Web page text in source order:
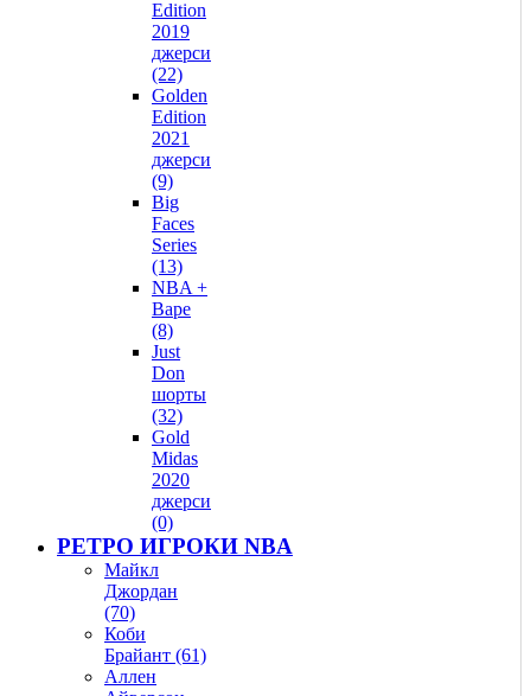
Edition
2019
джерси
(22)
Golden
Edition
2021
джерси
(9)
Big
Faces
Series
(13)
NBA +
Bape
(8)
Just
Don
шорты
(32)
Gold
Midas
2020
джерси
(0)
РЕТРО ИГРОКИ NBA
Майкл
Джордан
(70)
Коби
Брайант (61)
Аллен